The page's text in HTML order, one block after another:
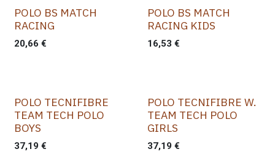
POLO BS MATCH
RACING
20,66 €
POLO BS MATCH
RACING KIDS
16,53 €
POLO TECNIFIBRE
TEAM TECH POLO
BOYS
37,19 €
POLO TECNIFIBRE W.
TEAM TECH POLO
GIRLS
37,19 €